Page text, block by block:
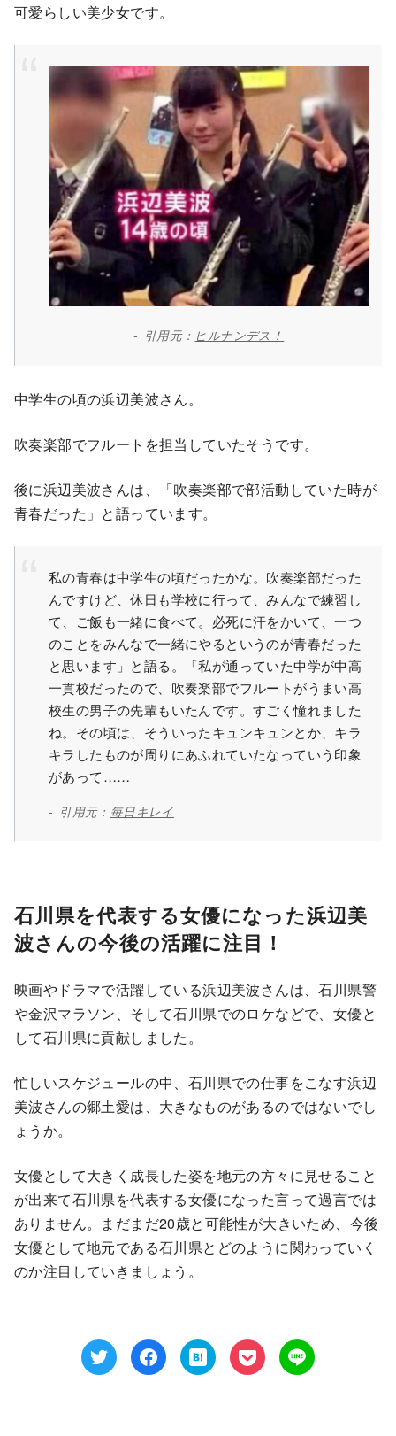
可愛らしい美少女です。
引用元： ヒルナンデス！
中学生の頃の浜辺美波さん。
吹奏楽部でフルートを担当していたそうです。
後に浜辺美波さんは、「吹奏楽部で部活動していた時が
青春だった」と語っています。
私の青春は中学生の頃だったかな。吹奏楽部だった
んですけど、休日も学校に行って、みんなで練習し
て、ご飯も一緒に食べて。必死に汗をかいて、一つ
のことをみんなで一緒にやるというのが青春だった
と思います」と語る。「私が通っていた中学が中高
一貫校だったので、吹奏楽部でフルートがうまい高
校生の男子の先輩もいたんです。すごく憧れました
ね。その頃は、そういったキュンキュンとか、キラ
キラしたものが周りにあふれていたなっていう印象
があって……
引用元： 毎日キレイ
石川県を代表する女優になった浜辺美
波さんの今後の活躍に注目！
映画やドラマで活躍している浜辺美波さんは、石川県警
や金沢マラソン、そして石川県でのロケなどで、女優と
して石川県に貢献しました。
忙しいスケジュールの中、石川県での仕事をこなす浜辺
美波さんの郷土愛は、大きなものがあるのではないでし
ょうか。
女優として大きく成長した姿を地元の方々に見せること
が出来て石川県を代表する女優になった言って過言では
ありません。まだまだ20歳と可能性が大きいため、今後
女優として地元である石川県とどのように関わっていく
のか注目していきましょう。